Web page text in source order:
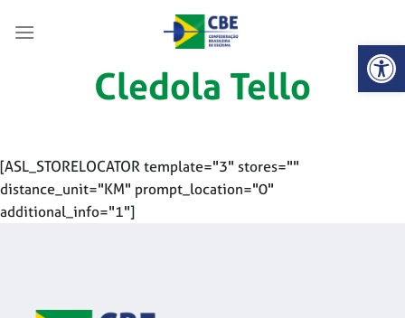
Abrir
Cledola Tello
[ASL_STORELOCATOR template="3" stores=""
distance_unit="KM" prompt_location="0"
additional_info="1"]